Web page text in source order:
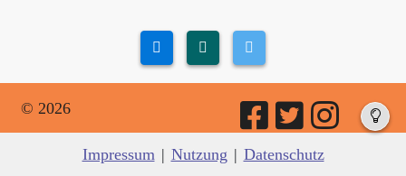
© 2026
Impressum | Nutzung | Datenschutz